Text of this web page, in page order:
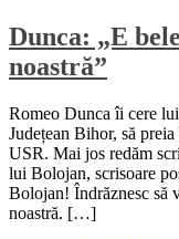
Dunca: „E
noastră”
Romeo Dunca îi cere
Județean Bihor, să
USR. Mai jos redăm
lui Bolojan, scrisoare
Bolojan! Îndrăznesc să
noastră. […]